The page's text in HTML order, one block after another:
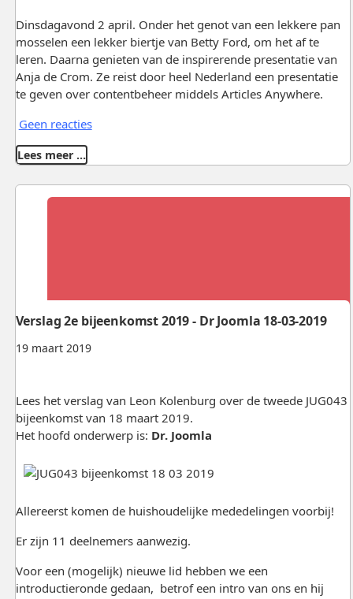
Dinsdagavond 2 april. Onder het genot van een lekkere pan
mosselen een lekker biertje van Betty Ford, om het af te
leren. Daarna genieten van de inspirerende presentatie van
Anja de Crom. Ze reist door heel Nederland een presentatie
te geven over contentbeheer middels Articles Anywhere.
Geen reacties
Lees meer …
19 maart 2019
Verslag 2e bijeenkomst 2019 - Dr Joomla 18-03-2019
Lees het verslag van Leon Kolenburg over de tweede JUG043
bijeenkomst van 18 maart 2019.
Het hoofd onderwerp is: Dr. Joomla
Allereerst komen de huishoudelijke mededelingen voorbij!
Er zijn 11 deelnemers aanwezig.
Voor een (mogelijk) nieuwe lid hebben we een
introductieronde gedaan, betrof een intro van ons en hij